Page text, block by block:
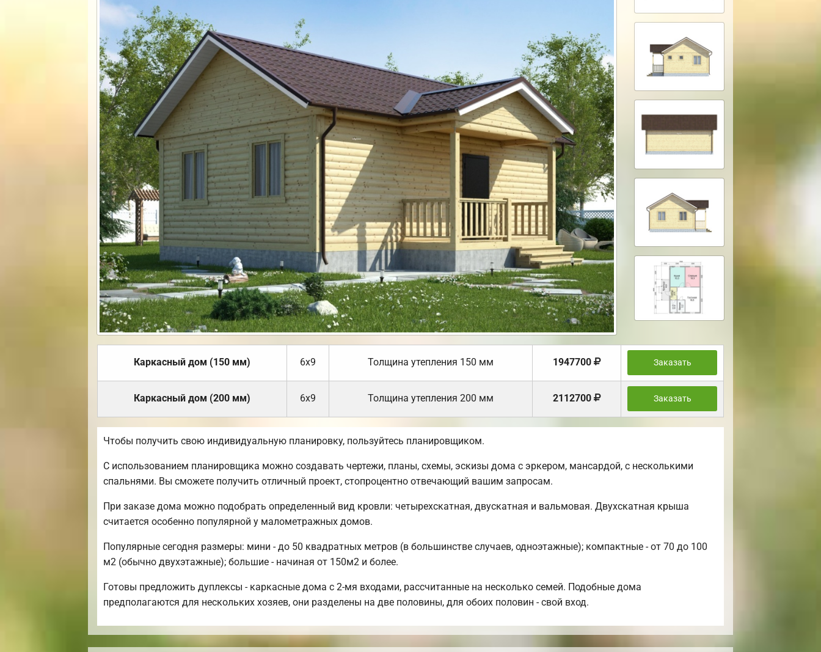
Каркасный дом (150 мм) 6х9 Толщина утепления 150 мм 1947700 Заказать
Каркасный дом (200 мм) 6х9 Толщина утепления 200 мм 2112700 Заказать
Чтобы получить свою индивидуальную планировку, пользуйтесь планировщиком.
С использованием планировщика можно создавать чертежи, планы, схемы, эскизы дома с эркером, мансардой, с несколькими
спальнями. Вы сможете получить отличный проект, стопроцентно отвечающий вашим запросам.
При заказе дома можно подобрать определенный вид кровли: четырехскатная, двускатная и вальмовая. Двухскатная крыша
считается особенно популярной у малометражных домов.
Популярные сегодня размеры: мини - до 50 квадратных метров (в большинстве случаев, одноэтажные); компактные - от 70 до 100
м2 (обычно двухэтажные); большие - начиная от 150м2 и более.
Готовы предложить дуплексы - каркасные дома с 2-мя входами, рассчитанные на несколько семей. Подобные дома
предполагаются для нескольких хозяев, они разделены на две половины, для обоих половин - свой вход.